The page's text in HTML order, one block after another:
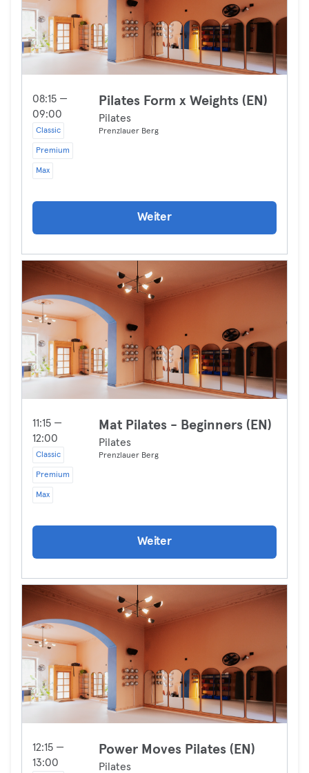
08:15 —
09:00
Classic
Premium
Max
Pilates Form x Weights (EN)
Pilates
Prenzlauer Berg
Weiter
11:15 —
12:00
Classic
Premium
Max
Mat Pilates - Beginners (EN)
Pilates
Prenzlauer Berg
Weiter
12:15 —
13:00
Power Moves Pilates (EN)
Pilates